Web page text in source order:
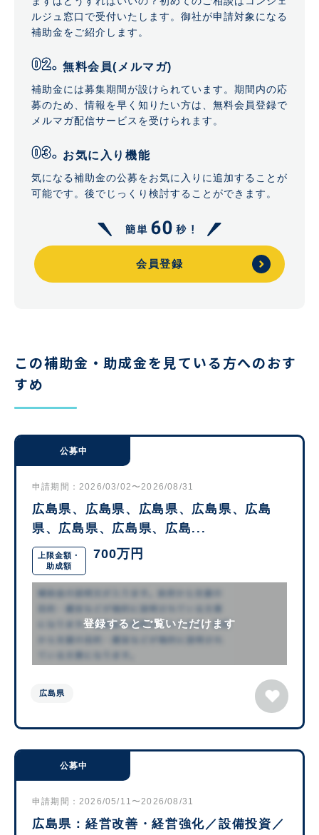
ルジュ窓口で受付いたします。御社が申請対象になる
補助金をご紹介します。
無料会員(メルマガ)
補助金には募集期間が設けられています。期間内の応
募のため、情報を早く知りたい方は、無料会員登録で
メルマガ配信サービスを受けられます。
お気に入り機能
気になる補助金の公募をお気に入りに追加することが
可能です。後でじっくり検討することができます。
会員登録
この補助金・助成金を見ている方へのおす
すめ
公募中
申請期間：2026/03/02〜2026/08/31
広島県、広島県、広島県、広島県、広島
県、広島県、広島県、広島...
上限金額・
助成額
700万円
登録するとご覧いただけます
広島県
公募中
申請期間：2026/05/11〜2026/08/31
広島県：経営改善・経営強化／設備投資／